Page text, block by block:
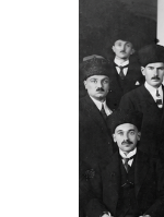
Bakanlıklar
Siyasi Partiler
Mülki İdare
Toplum ve Yaşam